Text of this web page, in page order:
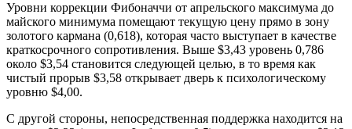
Уровни коррекции Фибоначчи от апрельского максимума до
майского минимума помещают текущую цену прямо в зону
золотого кармана (0,618), которая часто выступает в качестве
краткосрочного сопротивления. Выше $3,43 уровень 0,786
около $3,54 становится следующей целью, в то время как
чистый прорыв $3,58 открывает дверь к психологическому
уровню $4,00.
С другой стороны, непосредственная поддержка находится на